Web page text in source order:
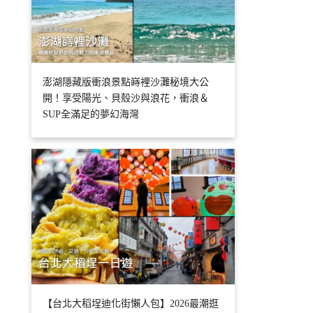
澎湖隱藏版衝浪景點嵵裡沙灘秘境大公
開！享受陽光、貝殼沙與浪花，衝浪＆
SUP全滿足的夢幻海灣
【台北大稻埕迪化街懶人包】2026最潮逛